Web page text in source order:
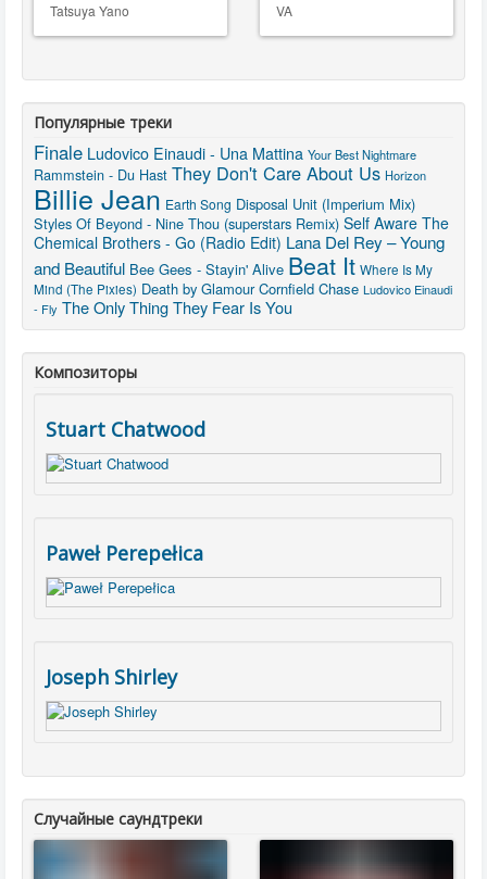
Tatsuya Yano VA
Популярные треки
Finale Ludovico Einaudi - Una Mattina Your Best Nightmare
Rammstein - Du Hast They Don't Care About Us Horizon
Billie Jean Earth Song Disposal Unit (Imperium Mix)
Styles Of Beyond - Nine Thou (superstars Remix) Self Aware The
Chemical Brothers - Go (Radio Edit) Lana Del Rey – Young
and Beautiful Bee Gees - Stayin' Alive Beat It Where Is My
Mind (The Pixies) Death by Glamour Cornfield Chase Ludovico Einaudi
- Fly The Only Thing They Fear Is You
Композиторы
Stuart Chatwood
Paweł Perepełica
Joseph Shirley
Случайные саундтреки